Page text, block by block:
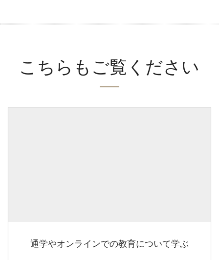
こちらもご覧ください
通学やオンラインでの教育について学ぶ